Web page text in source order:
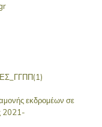
εκδροµέων σε
2021-